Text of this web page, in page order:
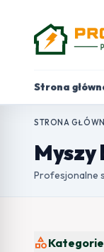
Strona
STRONA
Profesjonalne
categoryKategorie